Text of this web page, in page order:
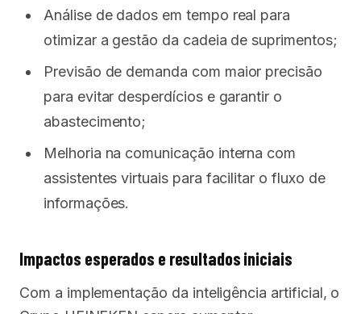
Análise de dados em tempo real para
otimizar a gestão da cadeia de suprimentos;
Previsão de demanda com maior precisão
para evitar desperdícios e garantir o
abastecimento;
Melhoria na comunicação interna com
assistentes virtuais para facilitar o fluxo de
informações.
Impactos esperados e resultados iniciais
Com a implementação da inteligência artificial, o